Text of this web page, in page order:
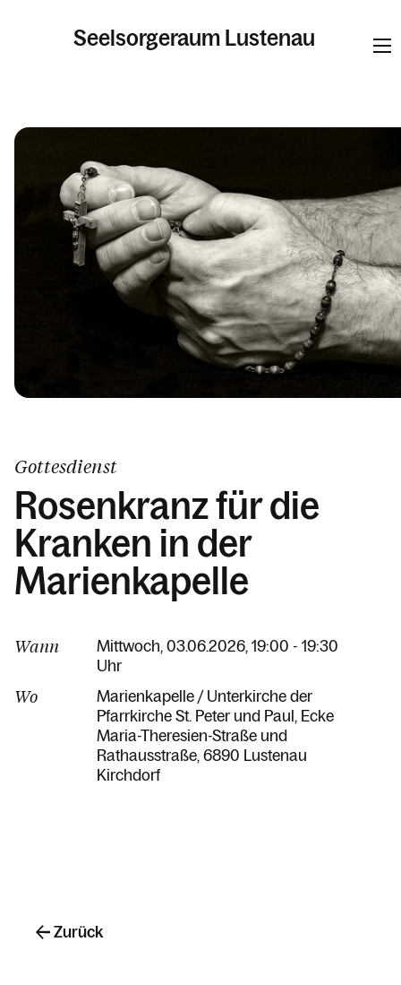
Seelsorgeraum Lustenau
Pfarren
Kalender
Kontakt
Gottesdienst
Rosenkranz für die
Kranken in der
Marienkapelle
Wann
Mittwoch, 03.06.2026, 19:00 - 19:30
Uhr
Wo
Marienkapelle / Unterkirche der
Pfarrkirche St. Peter und Paul Ecke
Maria-Theresien-Straße und
Rathausstraße 6890 Lustenau
Kirchdorf
Zurück